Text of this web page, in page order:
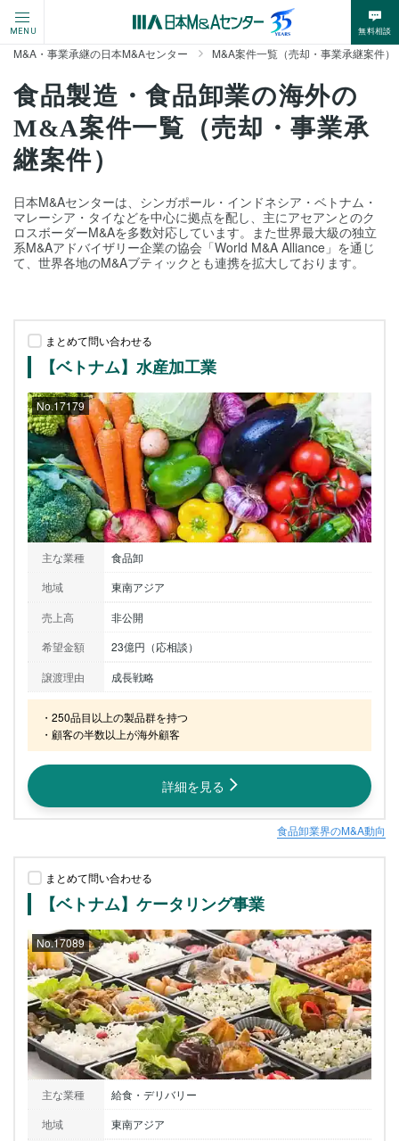
MENU 無料相談
M&A・事業承継の日本M&Aセンター M&A案件一覧（売却・事業承継案件）
食品製造・食品卸業の海外の
M&A案件一覧（売却・事業承
継案件）
日本M&Aセンターは、シンガポール・インドネシア・ベトナム・
マレーシア・タイなどを中心に拠点を配し、主にアセアンとのク
ロスボーダーM&Aを多数対応しています。また世界最大級の独立
系M&Aアドバイザリー企業の協会「World M&A Alliance」を通じ
て、世界各地のM&Aブティックとも連携を拡大しております。
まとめて問い合わせる
【ベトナム】水産加工業
No.17179
主な業種
食品卸
地域
東南アジア
売上高
非公開
希望金額
23億円（応相談）
譲渡理由
成長戦略
・250品目以上の製品群を持つ
・顧客の半数以上が海外顧客
詳細を見る
食品卸業界のM&A動向
まとめて問い合わせる
【ベトナム】ケータリング事業
No.17089
主な業種
給食・デリバリー
地域
東南アジア